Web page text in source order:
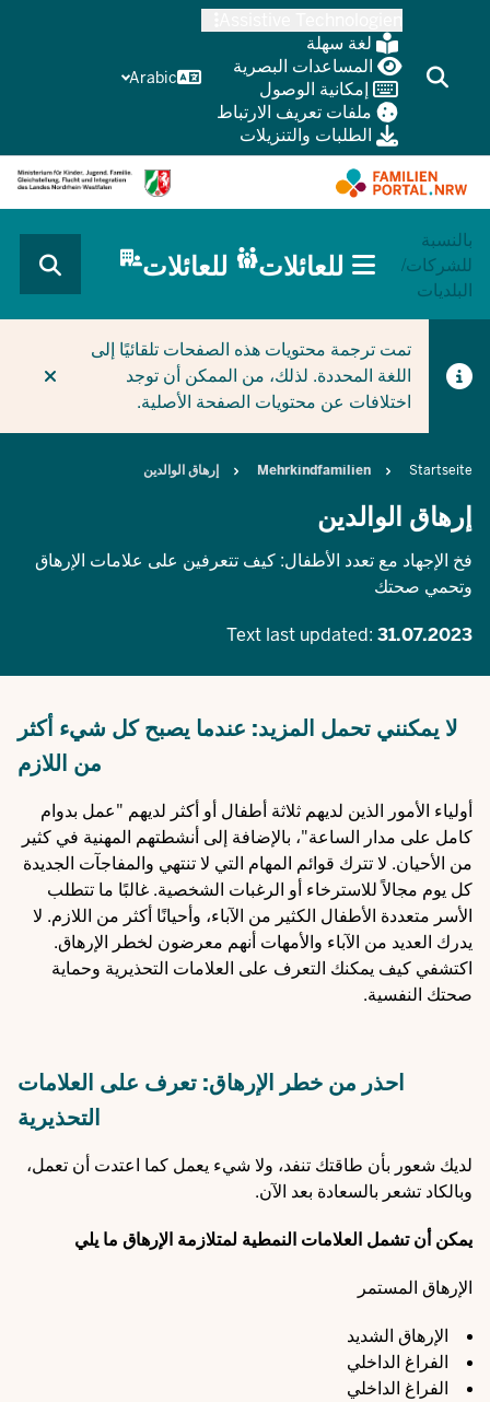
content
لغة سهلة
المساعدات البصرية
إمكانية الوصول
ملفات تعريف الارتباط
الطلبات والتنزيلات
Arabic
بالنسبة
للشركات/
البلديات
CURRENT SECTION للعائلات
HAUPTNAVIGATION
(BÜRGERBEREICH
للعائلات للعائلات
تمت ترجمة محتويات هذه الصفحات تلقائيًا إلى
اللغة المحددة. لذلك، من الممكن أن توجد
اختلافات عن محتويات الصفحة الأصلية.
Breadcrumb
Startseite
Mehrkindfamilien إرهاق الوالدين
إرهاق الوالدين
فخ الإجهاد مع تعدد الأطفال: كيف تتعرفين على علامات الإرهاق
وتحمي صحتك
Text last updated: 31.07.2023
لا يمكنني تحمل المزيد: عندما يصبح كل شيء أكثر
من اللازم
أولياء الأمور الذين لديهم ثلاثة أطفال أو أكثر لديهم "عمل بدوام
كامل على مدار الساعة"، بالإضافة إلى أنشطتهم المهنية في كثير
من الأحيان. لا تترك قوائم المهام التي لا تنتهي والمفاجآت الجديدة
كل يوم مجالاً للاسترخاء أو الرغبات الشخصية. غالبًا ما تتطلب
الأسر متعددة الأطفال الكثير من الآباء، وأحيانًا أكثر من اللازم. لا
يدرك العديد من الآباء والأمهات أنهم معرضون لخطر الإرهاق.
اكتشفي كيف يمكنك التعرف على العلامات التحذيرية وحماية
صحتك النفسية.
احذر من خطر الإرهاق: تعرف على العلامات
التحذيرية
لديك شعور بأن طاقتك تنفد، ولا شيء يعمل كما اعتدت أن تعمل،
وبالكاد تشعر بالسعادة بعد الآن.
يمكن أن تشمل العلامات النمطية لمتلازمة الإرهاق ما يلي
الإرهاق المستمر
الإرهاق الشديد
الفراغ الداخلي
الفراغ الداخلي